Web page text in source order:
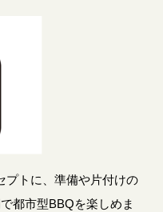
プトに、準備や片付けの
都市型BBQを楽しめま